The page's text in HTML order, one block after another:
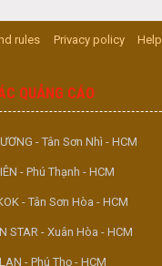
rules Privacy policy Help
QUẢNG CÁO
- Tân Sơn Nhì - HCM
- Phú Thạnh - HCM
- Tân Sơn Hòa - HCM
STAR - Xuân Hòa - HCM
- Phú Thọ - HCM